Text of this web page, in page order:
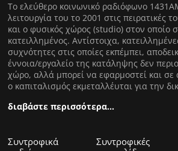
Tο ελεύθερο κοινωνικό ραδιόφωνο
λειτουργία του το 2001 στις πειρατικές
και ο φυσικός χώρος (studio) στον οποίο
κατειλλημένος. Αντίστοιχα,
συχνότητες στις οποίες εκπέμπει,
έννοια/εργαλείο της κατάληψης δεν
χώρο, αλλά μπορεί να εφαρμοστεί και
ο καπιταλισμός εκμεταλλέυται για την
διαβάστε περισσότερα…
Συντροφικά
Συντροφικές